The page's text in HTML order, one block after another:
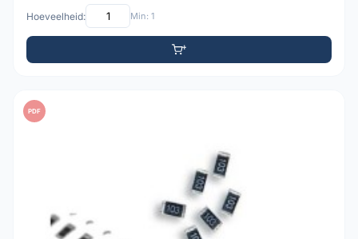
Hoeveelheid: Min: 1
PDF